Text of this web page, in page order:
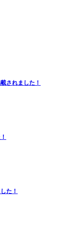
されました！
た！